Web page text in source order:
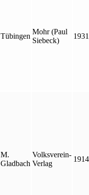
Tübingen
Mohr (Paul
Siebeck)
1931
M.
Gladbach
Volksverein-
Verlag
1914